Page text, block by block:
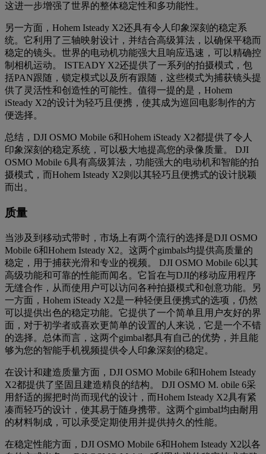
这进一步增强了世界的整体稳定性和多功能性。
另一方面，Hohem Isteady X2还具有令人印象深刻的稳定系
统。它利用了三轴映射设计，并结合高级算法，以确保平稳而
稳定的镜头。世界的电动机功能强大且响应迅速，可以精确控
制相机运动。 ISTEADY X2还提供了一系列的拍摄模式，包
括PAN跟随，锁定模式以及所有跟随，这些模式为捕获镜头提
供了灵活性和创造性的可能性。值得一提的是，Hohem
iSteady X2的设计为轻巧且便携，使其成为巡回电影制作的方
便选择。
总结，DJI OSMO Mobile 6和Hohem iSteady X2都提供了令人
印象深刻的稳定系统，可以极大地提高您的录像质量。 DJI
OSMO Mobile 6具有高级算法，功能强大的电动机和智能的拍
摄模式，而Hohem Isteady X2则以其轻巧且便携式的设计脱颖
而出。
质量
当涉及到移动式带时，市场上有两个流行的选择是DJI OSMO
Mobile 6和Hohem Isteady X2。这两个gimbals均提供高质量的
稳定，用于捕获光滑和专业的视频。 DJI OSMO Mobile 6以其
高级功能和可靠的性能而闻名。它旨在与DJI的移动应用程序
无缝合作，从而使用户可以访问各种拍摄模式和创意功能。另
一方面，Hohem iSteady X2是一种轻便且便携式的选项，仍然
可以提供出色的稳定功能。它提供了一个简单且用户友好的界
面，对于初学者或喜欢更简单的设置的人来说，它是一个不错
的选择。总体而言，这两个gimbal都具有自己的优势，并且能
够为您的智能手机视频提供令人印象深刻的稳定。
在设计和建造质量方面，DJI OSMO Mobile 6和Hohem Isteady
X2都提供了坚固且建造精良的结构。 DJI OSMO M. obile 6采
用舒适的握把时尚而现代的设计，而Hohem Isteady X2具有紧
凑而轻巧的设计，使其易于随身携带。这两个gimbal均由耐用
的材料制成，可以承受定期使用并提供持久的性能。
在稳定性能方面，DJI OSMO Mobile 6和Hohem Isteady X2以各